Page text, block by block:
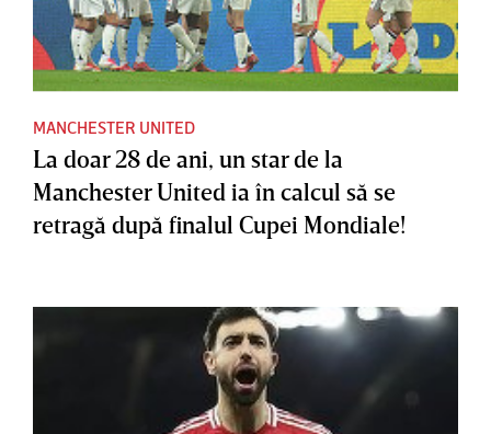
MANCHESTER UNITED
La doar 28 de ani, un star de la
Manchester United ia în calcul să se
retragă după finalul Cupei Mondiale!